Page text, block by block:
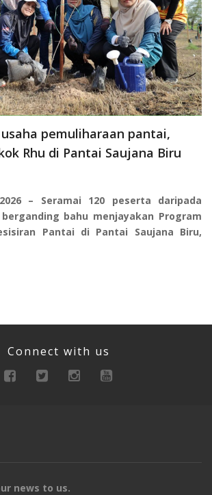
usaha pemuliharaan pantai,
Rhu di Pantai Saujana Biru
– Seramai 120 peserta daripada
bahu menjayakan Program
Pantai di Pantai Saujana Biru,
Connect with us
news to us.